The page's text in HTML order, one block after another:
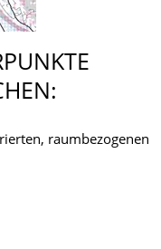
raumbezogenen